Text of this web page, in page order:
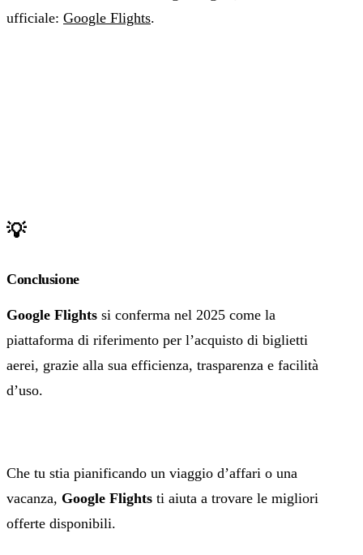
ufficiale: Google Flights.
💡
Conclusione
Google Flights si conferma nel 2025 come la
piattaforma di riferimento per l’acquisto di biglietti
aerei, grazie alla sua efficienza, trasparenza e facilità
d’uso.
Che tu stia pianificando un viaggio d’affari o una
vacanza, Google Flights ti aiuta a trovare le migliori
offerte disponibili.